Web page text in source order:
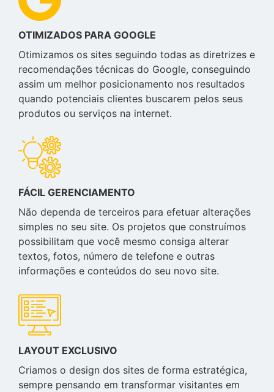
OTIMIZADOS PARA GOOGLE
Otimizamos os sites seguindo todas as diretrizes e
recomendações técnicas do Google, conseguindo
assim um melhor posicionamento nos resultados
quando potenciais clientes buscarem pelos seus
produtos ou serviços na internet.
FÁCIL GERENCIAMENTO
Não dependa de terceiros para efetuar alterações
simples no seu site. Os projetos que construímos
possibilitam que você mesmo consiga alterar
textos, fotos, número de telefone e outras
informações e conteúdos do seu novo site.
LAYOUT EXCLUSIVO
Criamos o design dos sites de forma estratégica,
sempre pensando em transformar visitantes em